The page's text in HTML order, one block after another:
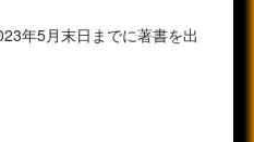
年5月末日までに著書を出